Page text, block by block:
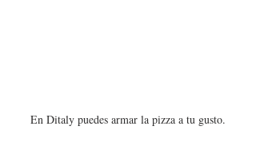
En Ditaly puedes armar la pizza a tu gusto.